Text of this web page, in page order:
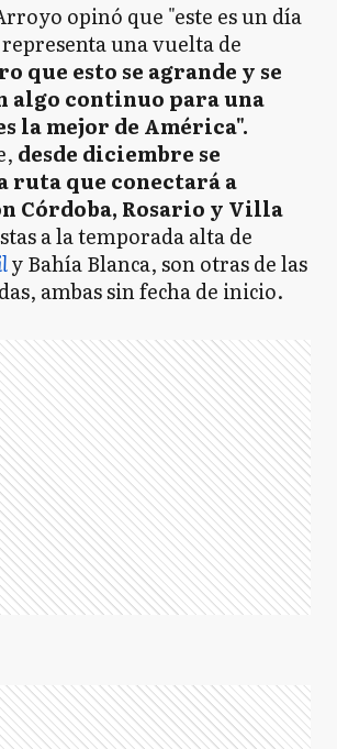
opinó que "este es un día
una vuelta de
que esto se agrande y se
algo continuo para una
la mejor de América".
desde diciembre se
que conectará a
Córdoba, Rosario y Villa
a la temporada alta de
y Bahía Blanca, son otras de las
ambas sin fecha de inicio.